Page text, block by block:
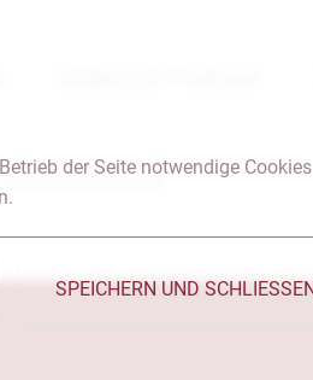
der Seite notwendige Cookies
SPEICHERN UND SCHLIESSEN